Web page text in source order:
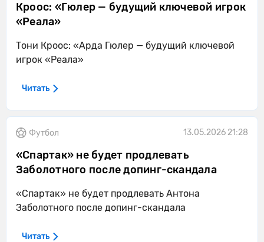
Кроос: «Гюлер — будущий ключевой игрок
«Реала»
Тони Кроос: «Арда Гюлер — будущий ключевой
игрок «Реала»
Читать
Футбол 13.05.2026 21:28
«Спартак» не будет продлевать
Заболотного после допинг-скандала
«Спартак» не будет продлевать Антона
Заболотного после допинг-скандала
Читать